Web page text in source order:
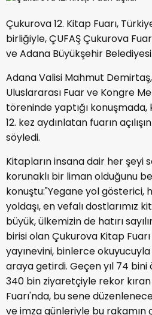
Çukurova 12. Kitap Fuarı,
birliğiyle, ÇUFAŞ Çukurova
ve Adana Büyükşehir
Adana Valisi Mahmut
Uluslararası Fuar ve Kongre
töreninde yaptığı konuşmada,
12. kez aydınlatan fuarın
söyledi.
Kitapların insana dair her şeyi
korunaklı bir liman olduğunu
konuştu:"Yegane yol gösterici,
yoldaşı, en vefalı dostlarımız
büyük, ülkemizin de hatırı
birisi olan Çukurova Kitap
yayınevini, binlerce
araya getirdi. Geçen yıl 74
340 bin ziyaretçiyle rekor
Fuarı'nda, bu sene
ve imza günleriyle bu rakamın